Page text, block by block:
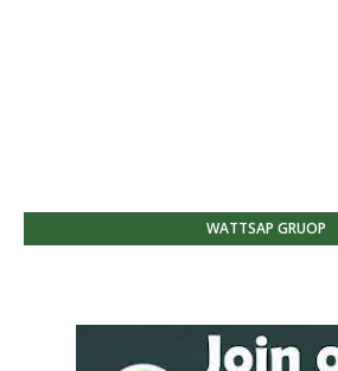
WATTSAP GRUOP